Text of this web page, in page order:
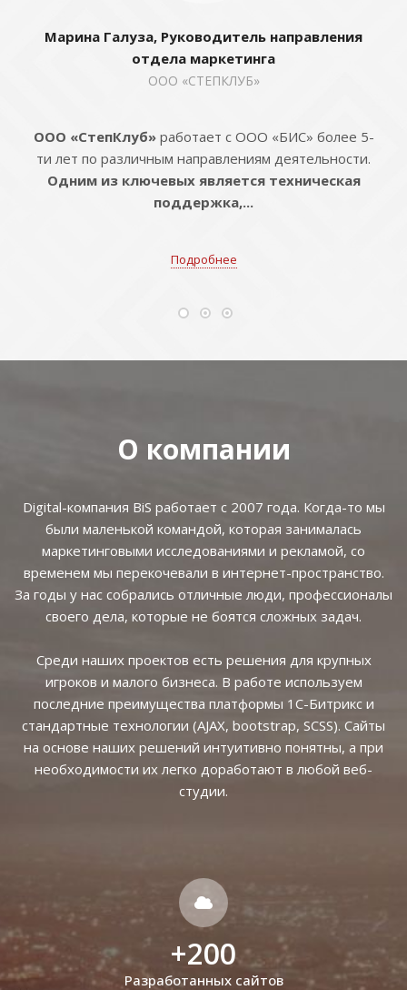
Марина Галуза, Руководитель направления
отдела маркетинга
ООО «СТЕПКЛУБ»
ООО «СтепКлуб»работает с ООО «БИС» более 5-
ти лет по различным направлениям деятельности.
Одним из ключевых является техническая
поддержка,...
Подробнее
О компании
Digital-компания BiS работает с 2007 года. Когда-то мы
были маленькой командой, которая занималась
маркетинговыми исследованиями и рекламой, со
временем мы перекочевали в интернет-пространство.
За годы у нас собрались отличные люди, профессионалы
своего дела, которые не боятся сложных задач.
Среди наших проектов есть решения для крупных
игроков и малого бизнеса. В работе используем
последние преимущества платформы 1С-Битрикс и
стандартные технологии (AJAX, bootstrap, SCSS). Сайты
на основе наших решений интуитивно понятны, а при
необходимости их легко доработают в любой веб-
студии.
+200
Разработанных сайтов